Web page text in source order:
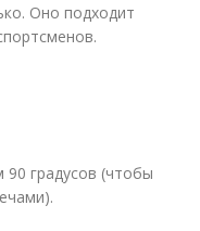
Оно подходит
90 градусов (чтобы